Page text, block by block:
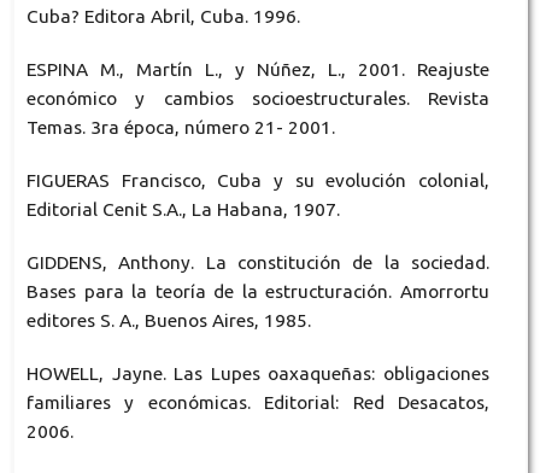
Cuba? Editora Abril, Cuba. 1996.
ESPINA M., Martín L., y Núñez, L., 2001. Reajuste
económico y cambios socioestructurales. Revista
Temas. 3ra época, número 21- 2001.
FIGUERAS Francisco, Cuba y su evolución colonial,
Editorial Cenit S.A., La Habana, 1907.
GIDDENS, Anthony. La constitución de la sociedad.
Bases para la teoría de la estructuración. Amorrortu
editores S. A., Buenos Aires, 1985.
HOWELL, Jayne. Las Lupes oaxaqueñas: obligaciones
familiares y económicas. Editorial: Red Desacatos,
2006.